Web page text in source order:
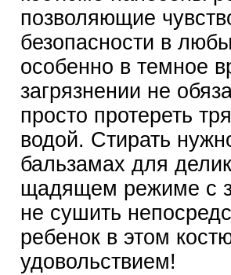
позволяющие
безопасности в
особенно в темное
загрязнении не
просто протереть
водой. Стирать
бальзамах для
щадящем режиме с
не сушить
ребенок в этом
удовольствием!